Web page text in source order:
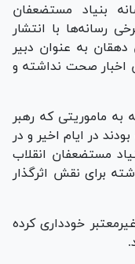
بنیاد مستضعفان
رسانه‌ها با انتشار
به عنوان دبیر
اخبار صحت نداشته و
ماموریتی که رهبر
در ایام اخیر و در
مستضعفان انقلاب
برای نقش اثرگذار
خودداری کرده